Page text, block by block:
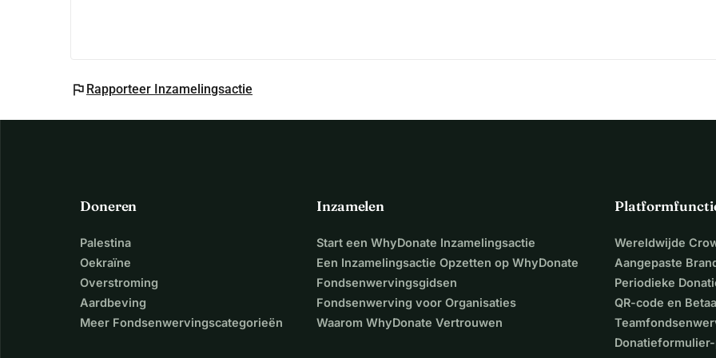
flag Rapporteer Inzamelingsactie
Doneren
Palestina
Oekraïne
Overstroming
Aardbeving
Meer Fondsenwervingscategorieën
Inzamelen
Start een WhyDonate Inzamelingsactie
Een Inzamelingsactie Opzetten op WhyDonate
Fondsenwervingsgidsen
Fondsenwerving voor Organisaties
Waarom WhyDonate Vertrouwen
Wereldwijde
Aangepaste
Periodieke
QR-code en